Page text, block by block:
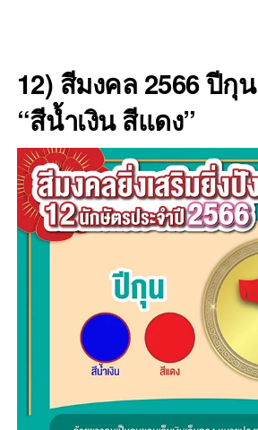
12) สีมงคล 2566 ปีกุ
“สีน้ำเงิน สีแดง”